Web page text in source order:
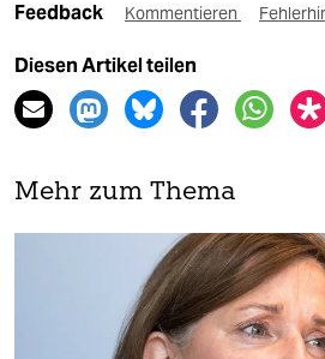
Feedback Kommentieren
Diesen Artikel teilen
Mehr zum Thema